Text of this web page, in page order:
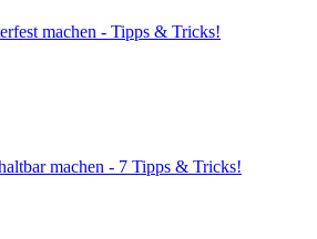
machen - Tipps & Tricks!
machen - 7 Tipps & Tricks!